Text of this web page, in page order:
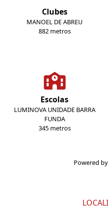
Clubes
MANOEL DE ABREU
882 metros
Escolas
LUMINOVA UNIDADE BARRA
FUNDA
345 metros
Powered by